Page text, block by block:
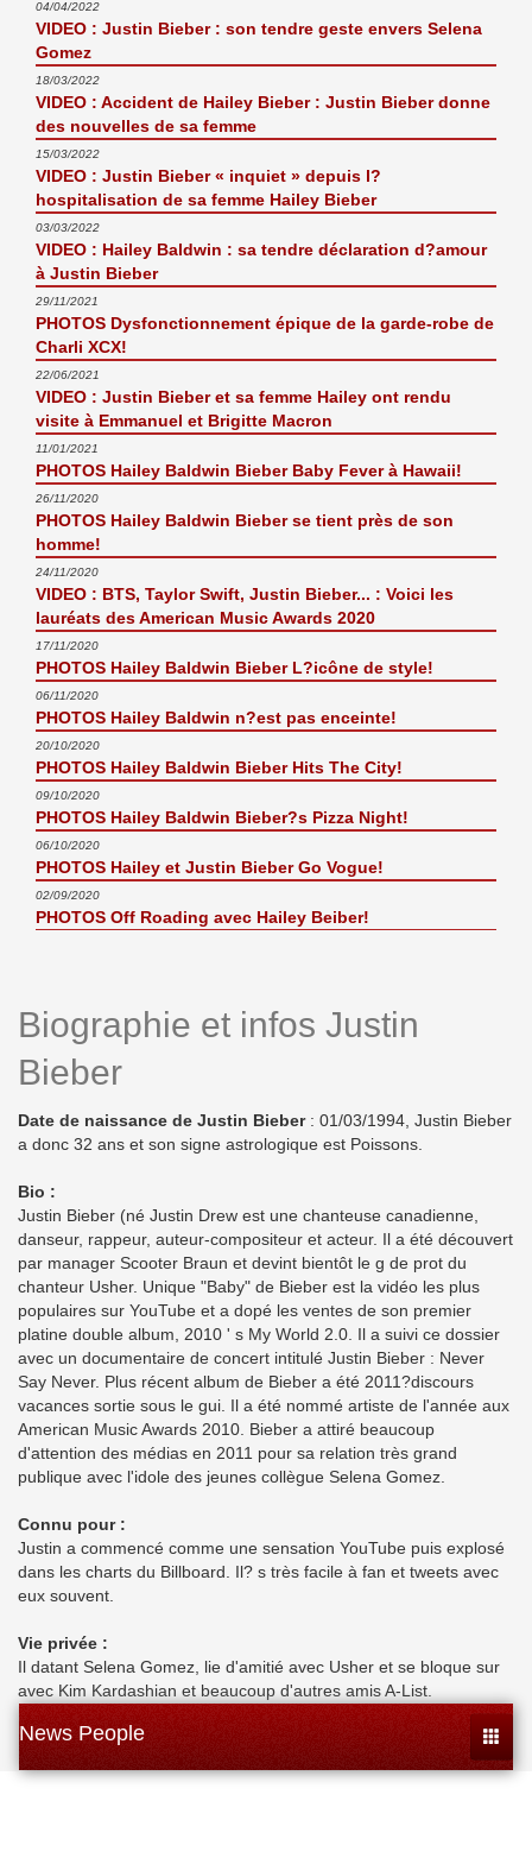
04/04/2022
VIDEO : Justin Bieber : son tendre geste envers Selena
Gomez
18/03/2022
VIDEO : Accident de Hailey Bieber : Justin Bieber donne
des nouvelles de sa femme
15/03/2022
VIDEO : Justin Bieber « inquiet » depuis l?
hospitalisation de sa femme Hailey Bieber
03/03/2022
VIDEO : Hailey Baldwin : sa tendre déclaration d?amour
à Justin Bieber
29/11/2021
PHOTOS Dysfonctionnement épique de la garde-robe de
Charli XCX!
22/06/2021
VIDEO : Justin Bieber et sa femme Hailey ont rendu
visite à Emmanuel et Brigitte Macron
11/01/2021
PHOTOS Hailey Baldwin Bieber Baby Fever à Hawaii!
26/11/2020
PHOTOS Hailey Baldwin Bieber se tient près de son
homme!
24/11/2020
VIDEO : BTS, Taylor Swift, Justin Bieber... : Voici les
lauréats des American Music Awards 2020
17/11/2020
PHOTOS Hailey Baldwin Bieber L?icône de style!
06/11/2020
PHOTOS Hailey Baldwin n?est pas enceinte!
20/10/2020
PHOTOS Hailey Baldwin Bieber Hits The City!
09/10/2020
PHOTOS Hailey Baldwin Bieber?s Pizza Night!
06/10/2020
PHOTOS Hailey et Justin Bieber Go Vogue!
02/09/2020
PHOTOS Off Roading avec Hailey Beiber!
Biographie et infos Justin
Bieber
Date de naissance de Justin Bieber: 01/03/1994, Justin Bieber
a donc 32 ans et son signe astrologique est Poissons.
Bio :
Justin Bieber (né Justin Drew est une chanteuse canadienne,
danseur, rappeur, auteur-compositeur et acteur. Il a été découvert
par manager Scooter Braun et devint bientôt le g de prot du
chanteur Usher. Unique "Baby" de Bieber est la vidéo les plus
populaires sur YouTube et a dopé les ventes de son premier
platine double album, 2010 ' s My World 2.0. Il a suivi ce dossier
avec un documentaire de concert intitulé Justin Bieber : Never
Say Never. Plus récent album de Bieber a été 2011?discours
vacances sortie sous le gui. Il a été nommé artiste de l'année aux
American Music Awards 2010. Bieber a attiré beaucoup
d'attention des médias en 2011 pour sa relation très grand
publique avec l'idole des jeunes collègue Selena Gomez.
Connu pour :
Justin a commencé comme une sensation YouTube puis explosé
dans les charts du Billboard. Il? s très facile à fan et tweets avec
eux souvent.
Vie privée :
Il datant Selena Gomez, lie d'amitié avec Usher et se bloque sur
avec Kim Kardashian et beaucoup d'autres amis A-List.
News People